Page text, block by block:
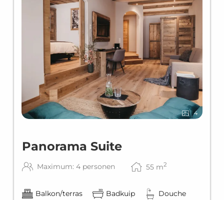
4
Panorama Suite
Maximum: 4 personen 55 m2
Balkon/terras Badkuip
Douche